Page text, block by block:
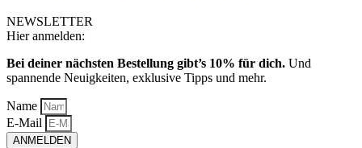
NEWSLETTER
Hier anmelden:
Bei deiner nächsten Bestellung gibt’s 10% für dich. Und
spannende Neuigkeiten, exklusive Tipps und mehr.
Name
E-Mail
ANMELDEN